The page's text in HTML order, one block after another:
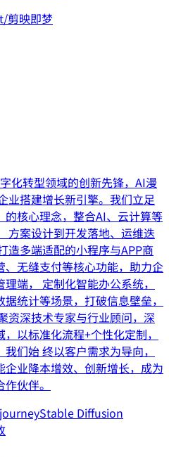
剪映即梦
化转型领域的创新先锋，AI漫
业搭建增长新引擎。我们立足
核心理念，整合AI、云计算等
方案设计到开发落地、运维迭
造多端适配的小程序与APP商
无缝支付等核心功能，助力企
端， 定制化智能办公系统，
统计等场景，打破信息壁垒，
资深技术专家与行业顾问，深
以标准化流程+个性化定制，
们始 终以客户需求为导向，
业降本增效、创新增长，成为
伙伴。
Stable Diffusion